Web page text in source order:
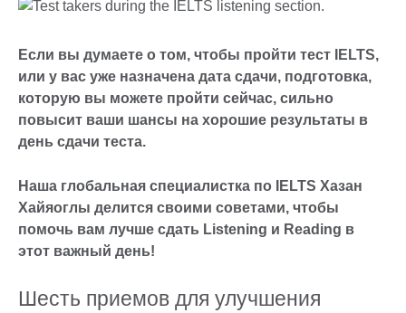
Если вы думаете о том, чтобы пройти тест IELTS,
или у вас уже назначена дата сдачи, подготовка,
которую вы можете пройти сейчас, сильно
повысит ваши шансы на хорошие результаты в
день сдачи теста.
Наша глобальная специалистка по IELTS Хазан
Хайяоглы делится своими советами, чтобы
помочь вам лучше сдать Listening и Reading в
этот важный день!
Шесть приемов для улучшения